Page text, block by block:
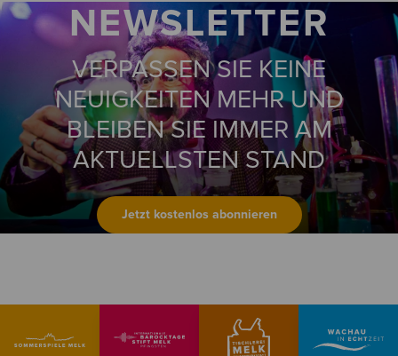
NEWSLETTER
VERPASSEN SIE KEINE
NEUIGKEITEN MEHR UND
BLEIBEN SIE IMMER AM
AKTUELLSTEN STAND
Jetzt kostenlos abonnieren
© photo-graphic-art